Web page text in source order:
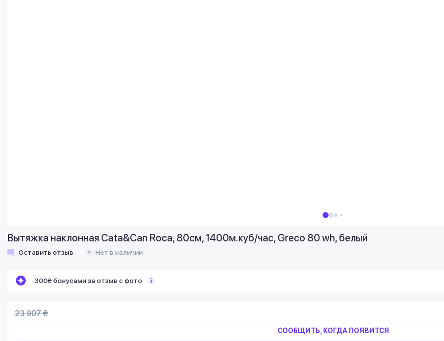
Вытяжка наклонная Cata&Can Roca, 80см, 1400м.куб/час, Greco 80 wh, белый
Оставить отзыв Нет в наличии
300₴ бонусами за отзыв с фото
23 907 ₴
СООБЩИТЬ, КОГДА ПОЯВИТСЯ